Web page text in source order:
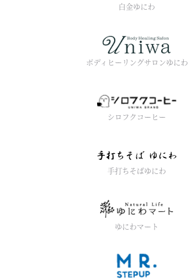
白金ゆにわ
ボディヒーリングサロンゆにわ
シロフクコーヒー
手打ちそばゆにわ
ゆにわマート